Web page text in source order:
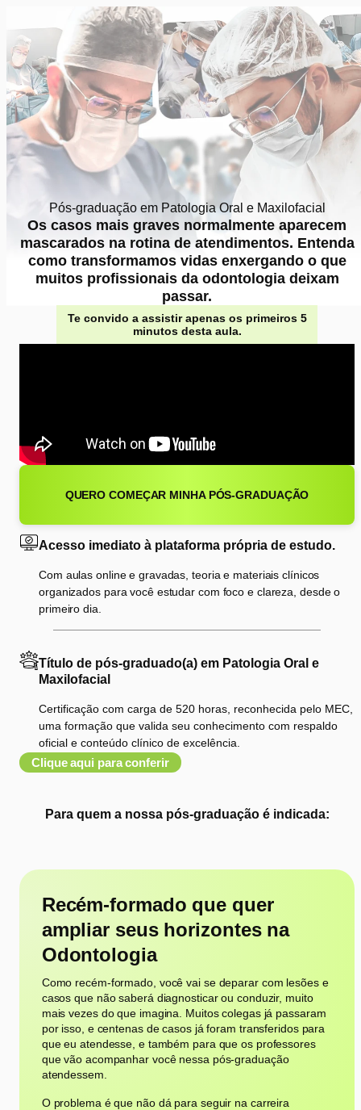
Pós-graduação em Patologia Oral e Maxilofacial
Os casos mais graves normalmente aparecem
mascarados na rotina de atendimentos. Entenda
como transformamos vidas enxergando o que
muitos profissionais da odontologia deixam
passar.
Te convido a assistir apenas os primeiros 5
minutos desta aula.
QUERO COMEÇAR MINHA PÓS-GRADUAÇÃO
Acesso imediato à plataforma própria de estudo.
Com aulas online e gravadas, teoria e materiais clínicos
organizados para você estudar com foco e clareza, desde o
primeiro dia.
Título de pós-graduado(a) em Patologia Oral e
Maxilofacial
Certificação com carga de 520 horas, reconhecida pelo MEC,
uma formação que valida seu conhecimento com respaldo
oficial e conteúdo clínico de excelência.
Clique aqui para conferir
Para quem a nossa pós-graduação é indicada:
Recém-formado que quer
ampliar seus horizontes na
Odontologia
Como recém-formado, você vai se deparar com lesões e
casos que não saberá diagnosticar ou conduzir, muito
mais vezes do que imagina. Muitos colegas já passaram
por isso, e centenas de casos já foram transferidos para
que eu atendesse, e também para que os professores
que vão acompanhar você nessa pós-graduação
atendessem.
O problema é que não dá para seguir na carreira